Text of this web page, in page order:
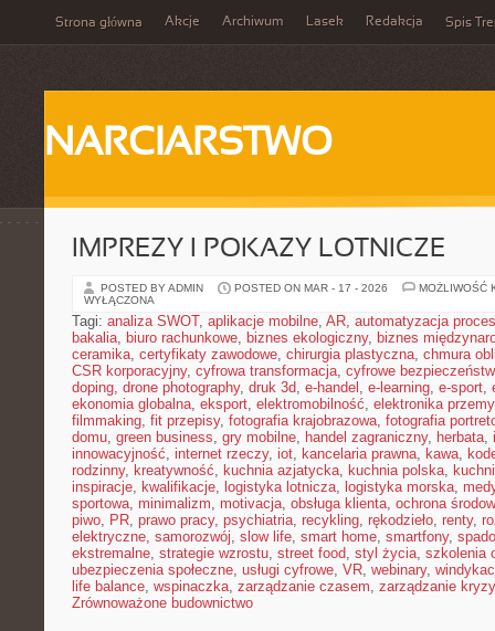
Strona główna Akcje Archiwum Lasek Redakcja Spis
NARCIARSTWO
IMPREZY I POKAZY LOTNICZE
POSTED BY ADMIN POSTED ON MAR - 17 - 2026
MOŻLIWOŚĆ
WYŁĄCZONA
Tagi: analiza SWOT, aplikacje mobilne, AR, automatyzacja
bakalia, biuro rachunkowe, biznes ekologiczny, biznes
ceramika, certyfikaty zawodowe, chirurgia plastyczna, chmura
CSR korporacyjny, cyfrowa transformacja, cyfrowe
doping, drone photography, druk 3d, e-handel , e-learning, e-sport,
ekonomia globalna, eksport, elektromobilność, elektronika
filmmaking, fit przepisy, fotografia krajobrazowa, fotografia
domu, green business, gry mobilne, handel zagraniczny, herbata,
innowacyjność, internet rzeczy, iot, kancelaria prawna, kawa,
rodzinny, kreatywność, kuchnia azjatycka, kuchnia polska,
inspiracje, kwalifikacje, logistyka lotnicza, logistyka morska,
sportowa, minimalizm, motivacja, obsługa klienta, ochrona
piwo, PR, prawo pracy, psychiatria, recykling, rękodzieło, renty,
elektryczne, samorozwój, slow life, smart home, smartfony,
ekstremalne, strategie wzrostu, street food, styl życia, szkolenia
ubezpieczenia społeczne, usługi cyfrowe, VR, webinary,
life balance, wspinaczka, zarządzanie czasem, zarządzanie
Zrównoważone budownictwo